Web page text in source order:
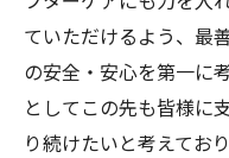
ていただけるよう、最
の安全・安心を第一に
としてこの先も皆様に
り続けたいと考えてお